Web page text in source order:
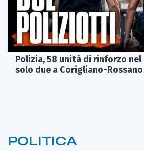
Polizia, 58 unità di rinforzo
solo due a Corigliano-Rossano
POLITICA